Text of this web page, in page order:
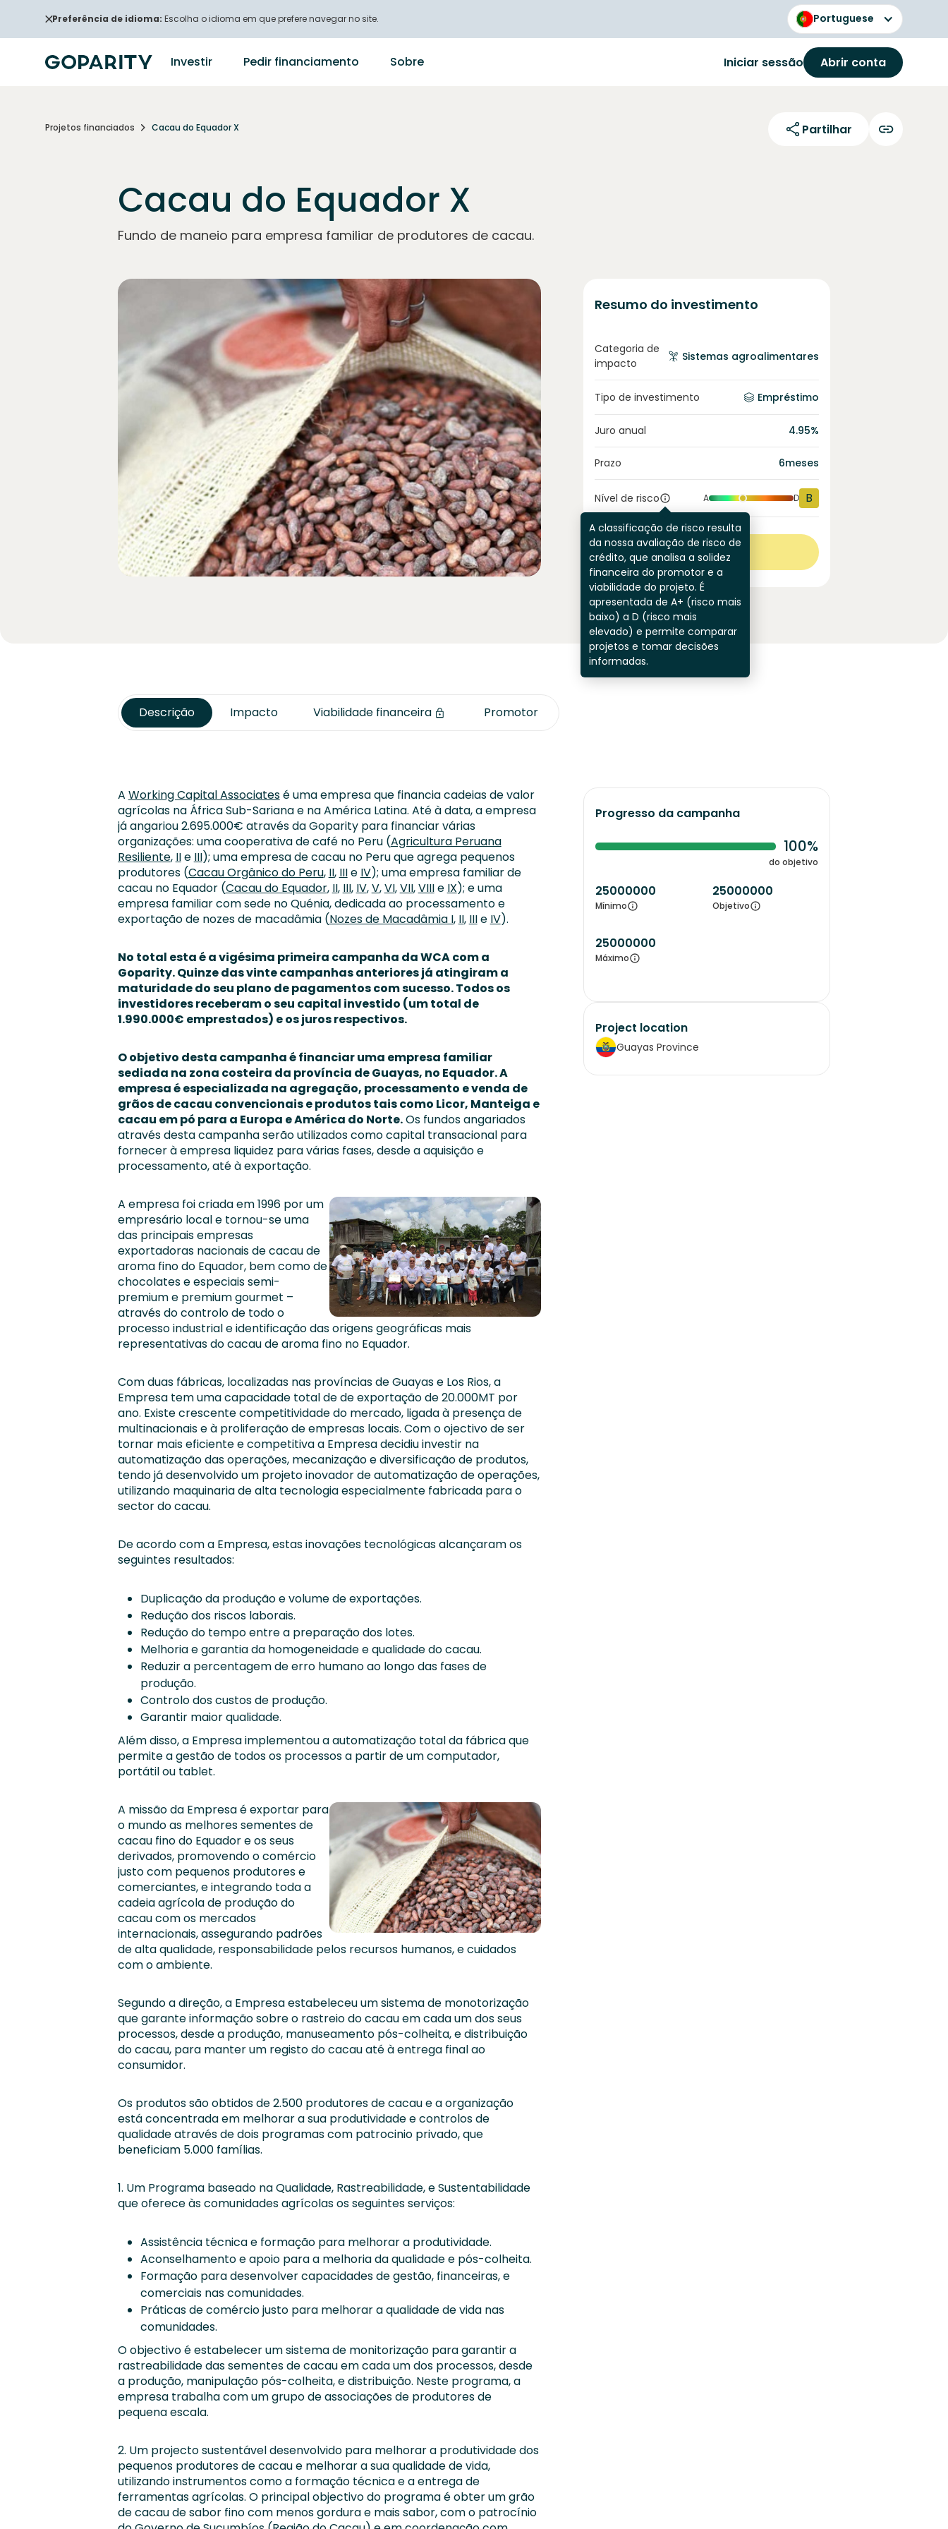
Preferência de idioma: Escolha o idioma em que prefere navegar no site. Portuguese
Investir Pedir financiamento Sobre Iniciar sessão Abrir conta
Projetos financiados Cacau do Equador X Partilhar
Cacau do Equador X
Fundo de maneio para empresa familiar de produtores de cacau.
Resumo do investimento
Categoria de
impacto
Sistemas agroalimentares
Tipo de investimento Empréstimo
Juro anual 4.95%
Prazo 6meses
Nível de risco
A classificação de risco resulta
da nossa avaliação de risco de
crédito, que analisa a solidez
financeira do promotor e a
viabilidade do projeto. É
apresentada de A+ (risco mais
baixo) a D (risco mais
elevado) e permite comparar
projetos e tomar decisões
informadas.
A D B
Ver mais
Descrição Impacto Viabilidade financeira Promotor
A Working Capital Associatesé uma empresa que financia cadeias de valor
agrícolas na África Sub-Sariana e na América Latina. Até à data, a empresa
já angariou 2.695.000€ através da Goparity para financiar várias
organizações: uma cooperativa de café no Peru (Agricultura Peruana
Resiliente, IIe III); uma empresa de cacau no Peru que agrega pequenos
produtores (Cacau Orgânico do Peru, II, IIIe IV); uma empresa familiar de
cacau no Equador (Cacau do Equador, II, III, IV,V,VI,VII,VIIIe IX); e uma
empresa familiar com sede no Quénia, dedicada ao processamento e
exportação de nozes de macadâmia (Nozes de Macadâmia I, II, IIIe IV).
No total esta é a vigésima primeira campanha da WCA com a
Goparity. Quinze das vinte campanhas anteriores já atingiram a
maturidade do seu plano de pagamentos com sucesso. Todos os
investidores receberam o seu capital investido (um total de
1.990.000€ emprestados) e os juros respectivos.
O objetivo desta campanha é financiar uma empresa familiar
sediada na zona costeira da província de Guayas, no Equador. A
empresa é especializada na agregação, processamento e venda de
grãos de cacau convencionais e produtos tais como Licor, Manteiga e
cacau em pó para a Europa e América do Norte.Os fundos angariados
através desta campanha serão utilizados como capital transacional para
fornecer à empresa liquidez para várias fases, desde a aquisição e
processamento, até à exportação.
A empresa foi criada em 1996 por um
empresário local e tornou-se uma
das principais empresas
exportadoras nacionais de cacau de
aroma fino do Equador, bem como de
chocolates e especiais semi-
premium e premium gourmet –
através do controlo de todo o
processo industrial e identificação das origens geográficas mais
representativas do cacau de aroma fino no Equador.
Com duas fábricas, localizadas nas províncias de Guayas e Los Rios, a
Empresa tem uma capacidade total de de exportação de 20.000MT por
ano. Existe crescente competitividade do mercado, ligada à presença de
multinacionais e à proliferação de empresas locais. Com o ojectivo de ser
tornar mais eficiente e competitiva a Empresa decidiu investir na
automatização das operações, mecanização e diversificação de produtos,
tendo já desenvolvido um projeto inovador de automatização de operações,
utilizando maquinaria de alta tecnologia especialmente fabricada para o
sector do cacau.
De acordo com a Empresa, estas inovações tecnológicas alcançaram os
seguintes resultados:
Duplicação da produção e volume de exportações.
Redução dos riscos laborais.
Redução do tempo entre a preparação dos lotes.
Melhoria e garantia da homogeneidade e qualidade do cacau.
Reduzir a percentagem de erro humano ao longo das fases de
produção.
Controlo dos custos de produção.
Garantir maior qualidade.
Além disso, a Empresa implementou a automatização total da fábrica que
permite a gestão de todos os processos a partir de um computador,
portátil ou tablet.
A missão da Empresa é exportar para
o mundo as melhores sementes de
cacau fino do Equador e os seus
derivados, promovendo o comércio
justo com pequenos produtores e
comerciantes, e integrando toda a
cadeia agrícola de produção do
cacau com os mercados
internacionais, assegurando padrões
de alta qualidade, responsabilidade pelos recursos humanos, e cuidados
com o ambiente.
Segundo a direção, a Empresa estabeleceu um sistema de monotorização
que garante informação sobre o rastreio do cacau em cada um dos seus
processos, desde a produção, manuseamento pós-colheita, e distribuição
do cacau, para manter um registo do cacau até à entrega final ao
consumidor.
Os produtos são obtidos de 2.500 produtores de cacau e a organização
está concentrada em melhorar a sua produtividade e controlos de
qualidade através de dois programas com patrocinio privado, que
beneficiam 5.000 famílias.
1. Um Programa baseado na Qualidade, Rastreabilidade, e Sustentabilidade
que oferece às comunidades agrícolas os seguintes serviços:
Assistência técnica e formação para melhorar a produtividade.
Aconselhamento e apoio para a melhoria da qualidade e pós-colheita.
Formação para desenvolver capacidades de gestão, financeiras, e
comerciais nas comunidades.
Práticas de comércio justo para melhorar a qualidade de vida nas
comunidades.
O objectivo é estabelecer um sistema de monitorização para garantir a
rastreabilidade das sementes de cacau em cada um dos processos, desde
a produção, manipulação pós-colheita, e distribuição. Neste programa, a
empresa trabalha com um grupo de associações de produtores de
pequena escala.
2. Um projecto sustentável desenvolvido para melhorar a produtividade dos
pequenos produtores de cacau e melhorar a sua qualidade de vida,
utilizando instrumentos como a formação técnica e a entrega de
ferramentas agrícolas. O principal objectivo do programa é obter um grão
de cacau de sabor fino com menos gordura e mais sabor, com o patrocínio
Progresso da campanha
100%
do objetivo
25000000
Mínimo
25000000
Objetivo
25000000
Máximo
Project location
Guayas Province